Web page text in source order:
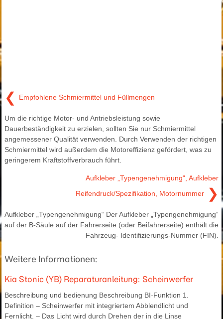
❮ Empfohlene Schmiermittel und Füllmengen
Um die richtige Motor- und Antriebsleistung sowie
Dauerbeständigkeit zu erzielen, sollten Sie nur Schmiermittel
angemessener Qualität verwenden. Durch Verwenden der richtigen
Schmiermittel wird außerdem die Motoreffizienz gefördert, was zu
geringerem Kraftstoffverbrauch führt.
Aufkleber „Typengenehmigung“, Aufkleber
Reifendruck/Spezifikation, Motornummer
❯
Aufkleber „Typengenehmigung“ Der Aufkleber „Typengenehmigung“
auf der B-Säule auf der Fahrerseite (oder Beifahrerseite) enthält die
Fahrzeug- Identifizierungs-Nummer (FIN).
Weitere Informationen:
Kia Stonic (YB) Reparaturanleitung: Scheinwerfer
Beschreibung und bedienung Beschreibung BI-Funktion 1.
Definition – Scheinwerfer mit integriertem Abblendlicht und
Fernlicht. – Das Licht wird durch Drehen der in die Linse